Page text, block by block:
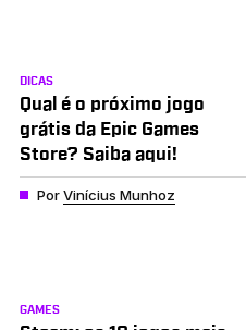
DICAS
Qual é o próximo jogo
grátis da Epic Games
Store? Saiba aqui!
PorVinícius Munhoz
GAMES